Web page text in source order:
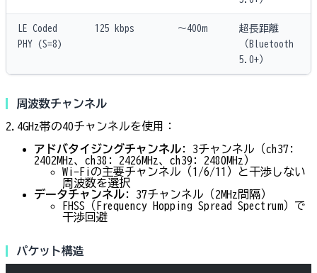
LE Coded
PHY (S=8)
125 kbps 〜400m
超長距離
（Bluetooth
5.0+）
周波数チャンネル
2.4GHz帯の40チャンネルを使用：
アドバタイジングチャンネル: 3チャンネル（ch37:
2402MHz、ch38: 2426MHz、ch39: 2480MHz）
Wi-Fiの主要チャンネル（1/6/11）と干渉しない
周波数を選択
データチャンネル: 37チャンネル（2MHz間隔）
FHSS（Frequency Hopping Spread Spectrum）で
干渉回避
パケット構造